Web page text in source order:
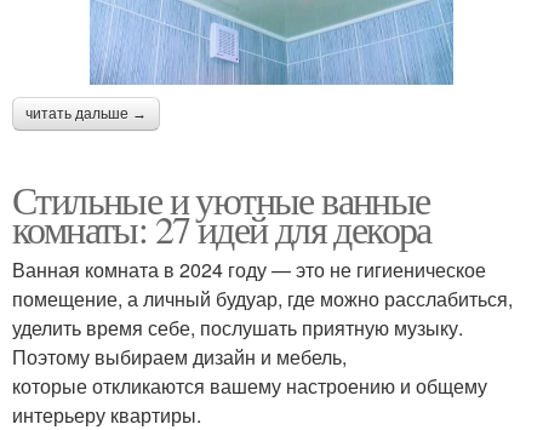
читать дальше →
Стильные и уютные ванные
комнаты: 27 идей для декора
Ванная комната в 2024 году — это не гигиеническое
помещение, а личный будуар, где можно расслабиться,
уделить время себе, послушать приятную музыку.
Поэтому выбираем дизайн и мебель,
которые откликаются вашему настроению и общему
интерьеру квартиры.